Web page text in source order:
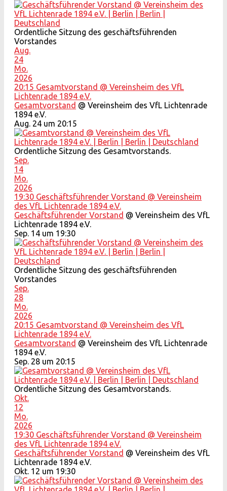
Ordentliche Sitzung des geschäftsführenden
Vorstandes
Aug.
24
Mo.
2026
20:15 Gesamtvorstand @ Vereinsheim des VfL
Lichtenrade 1894 e.V.
Gesamtvorstand @ Vereinsheim des VfL Lichtenrade
1894 e.V.
Aug. 24 um 20:15
Ordentliche Sitzung des Gesamtvorstands.
Sep.
14
Mo.
2026
19:30 Geschäftsführender Vorstand @ Vereinsheim
des VfL Lichtenrade 1894 e.V.
Geschäftsführender Vorstand @ Vereinsheim des VfL
Lichtenrade 1894 e.V.
Sep. 14 um 19:30
Ordentliche Sitzung des geschäftsführenden
Vorstandes
Sep.
28
Mo.
2026
20:15 Gesamtvorstand @ Vereinsheim des VfL
Lichtenrade 1894 e.V.
Gesamtvorstand @ Vereinsheim des VfL Lichtenrade
1894 e.V.
Sep. 28 um 20:15
Ordentliche Sitzung des Gesamtvorstands.
Okt.
12
Mo.
2026
19:30 Geschäftsführender Vorstand @ Vereinsheim
des VfL Lichtenrade 1894 e.V.
Geschäftsführender Vorstand @ Vereinsheim des VfL
Lichtenrade 1894 e.V.
Okt. 12 um 19:30